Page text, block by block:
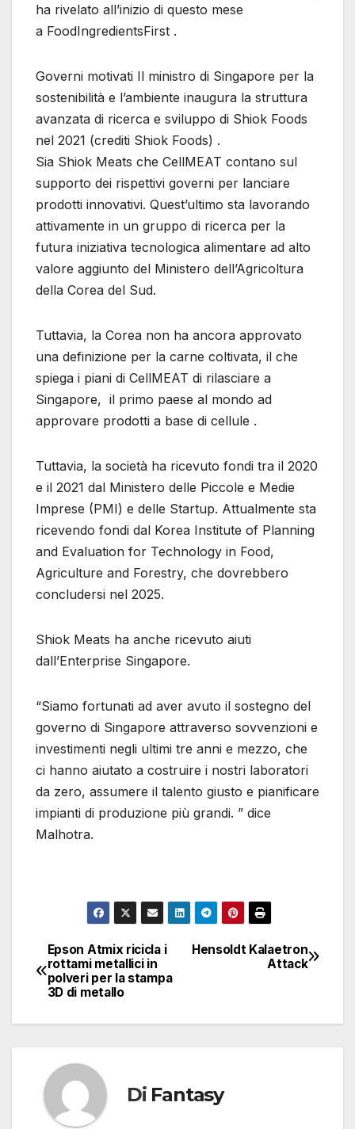
ha rivelato all’inizio di questo mese
a FoodIngredientsFirst .
Governi motivati Il ministro di Singapore per la
sostenibilità e l’ambiente inaugura la struttura
avanzata di ricerca e sviluppo di Shiok Foods
nel 2021 (crediti Shiok Foods) .
Sia Shiok Meats che CellMEAT contano sul
supporto dei rispettivi governi per lanciare
prodotti innovativi. Quest’ultimo sta lavorando
attivamente in un gruppo di ricerca per la
futura iniziativa tecnologica alimentare ad alto
valore aggiunto del Ministero dell’Agricoltura
della Corea del Sud.
Tuttavia, la Corea non ha ancora approvato
una definizione per la carne coltivata, il che
spiega i piani di CellMEAT di rilasciare a
Singapore, il primo paese al mondo ad
approvare prodotti a base di cellule .
Tuttavia, la società ha ricevuto fondi tra il 2020
e il 2021 dal Ministero delle Piccole e Medie
Imprese (PMI) e delle Startup. Attualmente sta
ricevendo fondi dal Korea Institute of Planning
and Evaluation for Technology in Food,
Agriculture and Forestry, che dovrebbero
concludersi nel 2025.
Shiok Meats ha anche ricevuto aiuti
dall’Enterprise Singapore.
“Siamo fortunati ad aver avuto il sostegno del
governo di Singapore attraverso sovvenzioni e
investimenti negli ultimi tre anni e mezzo, che
ci hanno aiutato a costruire i nostri laboratori
da zero, assumere il talento giusto e pianificare
impianti di produzione più grandi. ” dice
Malhotra.
Navigazione
articoli
Hensoldt Kalaetron
Attack
Epson Atmix ricicla i
rottami metallici in
polveri per la stampa
3D di metallo
Di Fantasy